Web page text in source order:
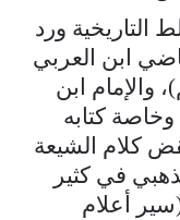
التاريخية ورد
ابن العربي
والإمام ابن
كتابه
كلام الشيعة
في كثير
أعلام